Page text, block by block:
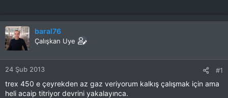
baral76
Çalışkan Uye
24 Şub 2013 #1
trex 450 e çeyrekden az gaz veriyorum kalkış çalışmak için ama
heli acaip titriyor devrini yakalayınca.